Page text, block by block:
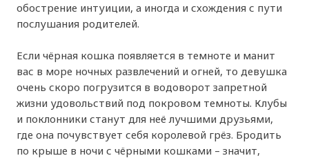
обострение интуиции, а иногда и схождения с пути
послушания родителей.
Если чёрная кошка появляется в темноте и манит
вас в море ночных развлечений и огней, то девушка
очень скоро погрузится в водоворот запретной
жизни удовольствий под покровом темноты. Клубы
и поклонники станут для неё лучшими друзьями,
где она почувствует себя королевой грёз. Бродить
по крыше в ночи с чёрными кошками – значит,